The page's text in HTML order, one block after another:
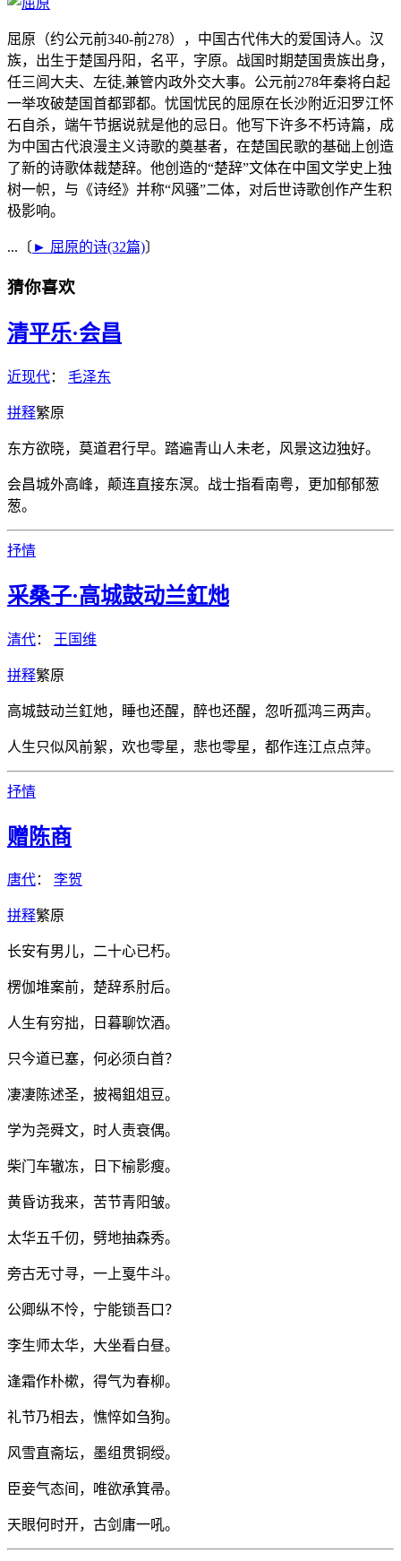
屈原（约公元前340-前278），中国古代伟大的爱国诗人。汉
族，出生于楚国丹阳，名平，字原。战国时期楚国贵族出身，
任三闾大夫、左徒,兼管内政外交大事。公元前278年秦将白起
一举攻破楚国首都郢都。忧国忧民的屈原在长沙附近汩罗江怀
石自杀，端午节据说就是他的忌日。他写下许多不朽诗篇，成
为中国古代浪漫主义诗歌的奠基者，在楚国民歌的基础上创造
了新的诗歌体裁楚辞。他创造的“楚辞”文体在中国文学史上独
树一帜，与《诗经》并称“风骚”二体，对后世诗歌创作产生积
极影响。
...〔 ► 屈原的诗(32篇)〕
猜你喜欢
清平乐·会昌
近现代： 毛泽东
拼释繁原
东方欲晓，莫道君行早。踏遍青山人未老，风景这边独好。
会昌城外高峰，颠连直接东溟。战士指看南粤，更加郁郁葱
葱。
抒情
采桑子·高城鼓动兰釭灺
清代： 王国维
拼释繁原
高城鼓动兰釭灺，睡也还醒，醉也还醒，忽听孤鸿三两声。
人生只似风前絮，欢也零星，悲也零星，都作连江点点萍。
抒情
赠陈商
唐代： 李贺
拼释繁原
长安有男儿，二十心已朽。
楞伽堆案前，楚辞系肘后。
人生有穷拙，日暮聊饮酒。
只今道已塞，何必须白首？
凄凄陈述圣，披褐鉏俎豆。
学为尧舜文，时人责衰偶。
柴门车辙冻，日下榆影瘦。
黄昏访我来，苦节青阳皱。
太华五千仞，劈地抽森秀。
旁古无寸寻，一上戛牛斗。
公卿纵不怜，宁能锁吾口？
李生师太华，大坐看白昼。
逢霜作朴樕，得气为春柳。
礼节乃相去，憔悴如刍狗。
风雪直斋坛，墨组贯铜绶。
臣妾气态间，唯欲承箕帚。
天眼何时开，古剑庸一吼。